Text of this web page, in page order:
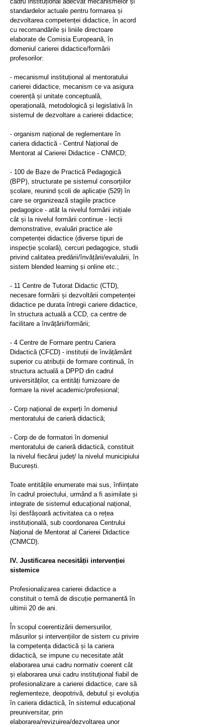
standardelor actuale pentru formarea și
dezvoltarea competenței didactice, în acord
cu recomandările și liniile directoare
elaborate de Comisia Europeană, în
domeniul carierei didactice/formării
profesorilor:
- mecanismul instituțional al mentoratului
carierei didactice, mecanism ce va asigura
coerență și unitate conceptuală,
operațională, metodologică și legislativă în
sistemul de dezvoltare a carierei didactice;
- organism național de reglementare în
cariera didactică - Centrul Național de
Mentorat al Carierei Didactice - CNMCD;
- 100 de Baze de Practică Pedagogică
(BPP), structurate pe sistemul consorțiilor
școlare, reunind școli de aplicație (529) în
care se organizează stagiile practice
pedagogice - atât la nivelul formării inițiale
cât și la nivelul formării continue - lecții
demonstrative, evaluări practice ale
competenței didactice (diverse tipuri de
inspecție școlară), cercuri pedagogice, studii
privind calitatea predării/învățării/evaluării, în
sistem blended learning și online etc.;
- 11 Centre de Tutorat Didactic (CTD),
necesare formării și dezvoltării competenței
didactice pe durata întregii cariere didactice,
în structura actuală a CCD, ca centre de
facilitare a învățării/formării;
- 4 Centre de Formare pentru Cariera
Didactică (CFCD) - instituții de învățământ
superior cu atribuții de formare continuă, în
structura actuală a DPPD din cadrul
universităților, ca entități furnizoare de
formare la nivel academic/profesional;
- Corp național de experți în domeniul
mentoratului de carieră didactică;
- Corp de de formatori în domeniul
mentoratului de carieră didactică, constituit
la nivelul fiecărui județ/ la nivelul municipiului
București.
Toate entitățile enumerate mai sus, înființate
în cadrul proiectului, urmând a fi asimilate și
integrate de sistemul educațional național,
își desfășoară activitatea ca o rețea
instituțională, sub coordonarea Centrului
Național de Mentorat al Carierei Didactice
(CNMCD).
IV. Justificarea necesității intervenției
sistemice
Profesionalizarea carierei didactice a
constituit o temă de discuție permanentă în
ultimii 20 de ani.
În scopul coerentizării demersurilor,
măsurilor și intervențiilor de sistem cu privire
la competența didactică și la cariera
didactică, se impune cu necesitate atât
elaborarea unui cadru normativ coerent cât
și elaborarea unui cadru instituțional fiabil de
profesionalizare a carierei didactice, care să
reglementeze, deopotrivă, debutul și evoluția
în cariera didactică, în sistemul educațional
preuniversitar, prin
elaborarea/revizuirea/dezvoltarea unor